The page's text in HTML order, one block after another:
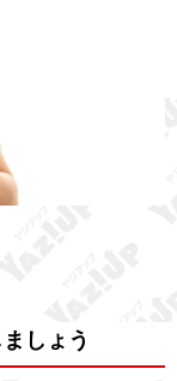
しょう